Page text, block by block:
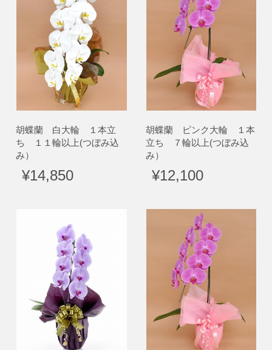
胡蝶蘭 白大輪 １本立
ち １１輪以上(つぼみ込
み）
¥14,850
胡蝶蘭 ピンク大輪 １本
立ち ７輪以上(つぼみ込
み）
¥12,100